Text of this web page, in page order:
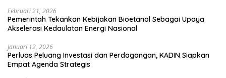
Februari 21, 2026
Pemerintah Tekankan Kebijakan Bioetanol Sebagai Upaya
Akselerasi Kedaulatan Energi Nasional
Januari 12, 2026
Perluas Peluang Investasi dan Perdagangan, KADIN Siapkan
Empat Agenda Strategis